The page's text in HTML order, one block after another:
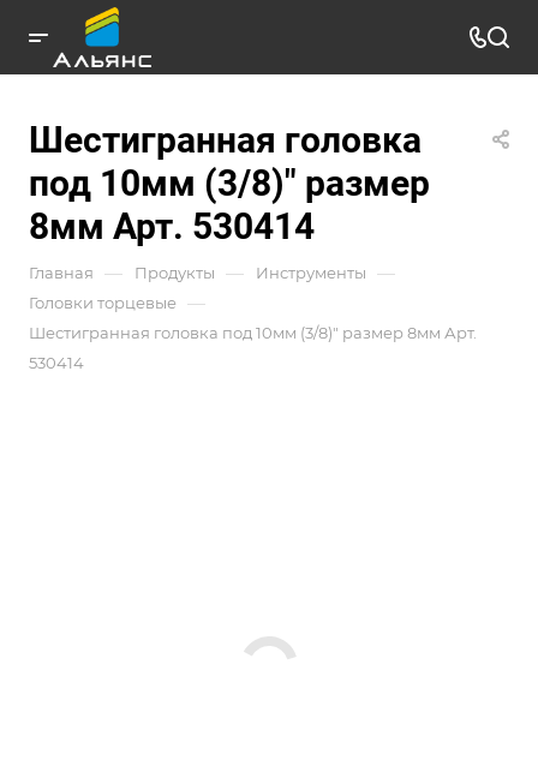
Шестигранная головка
под 10мм (3/8)" размер
8мм Арт. 530414
Главная — Продукты — Инструменты —
Головки торцевые —
Шестигранная головка под 10мм (3/8)" размер 8мм Арт.
530414